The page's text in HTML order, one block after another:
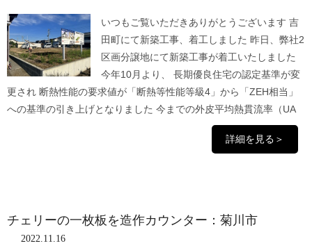
いつもご覧いただきありがとうございます 吉
田町にて新築工事、着工しました 昨日、弊社2
区画分譲地にて新築工事が着工いたしました
今年10月より、 長期優良住宅の認定基準が変
更され 断熱性能の要求値が「断熱等性能等級4」から「ZEH相当」
への基準の引き上げとなりました 今までの外皮平均熱貫流率（UA
詳細を見る＞
チェリーの一枚板を造作カウンター：菊川市
2022.11.16